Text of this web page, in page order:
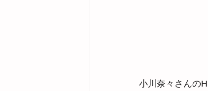
小川奈々さんの